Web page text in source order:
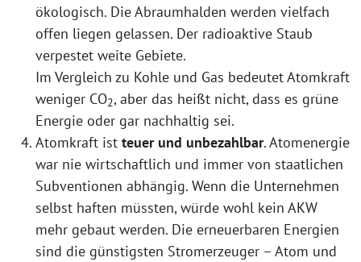
ökologisch. Die Abraumhalden werden vielfach
offen liegen gelassen. Der radioaktive Staub
verpestet weite Gebiete.
Im Vergleich zu Kohle und Gas bedeutet Atomkraft
weniger CO2, aber das heißt nicht, dass es grüne
Energie oder gar nachhaltig sei.
Atomkraft ist teuer und unbezahlbar. Atomenergie
war nie wirtschaftlich und immer von staatlichen
Subventionen abhängig. Wenn die Unternehmen
selbst haften müssten, würde wohl kein AKW
mehr gebaut werden. Die erneuerbaren Energien
sind die günstigsten Stromerzeuger – Atom und